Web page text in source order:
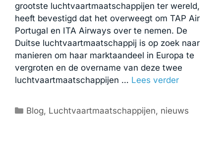
grootste luchtvaartmaatschappijen ter wereld,
heeft bevestigd dat het overweegt om TAP Air
Portugal en ITA Airways over te nemen. De
Duitse luchtvaartmaatschappij is op zoek naar
manieren om haar marktaandeel in Europa te
vergroten en de overname van deze twee
luchtvaartmaatschappijen … Lees verder
Categorieën
Blog, Luchtvaartmaatschappijen, nieuws